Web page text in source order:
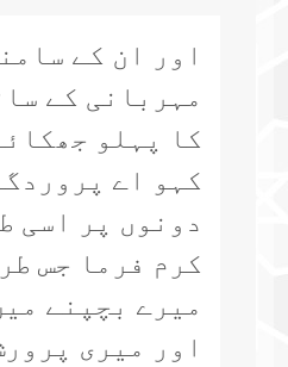
اور ان کے
مہربانی کے
کا پہلو
کہو اے
دونوں پر اسی
کرم فرما جس
میرے بچپنے
اور میری